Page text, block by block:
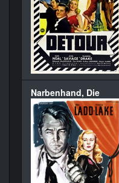
Narbenhand, Die